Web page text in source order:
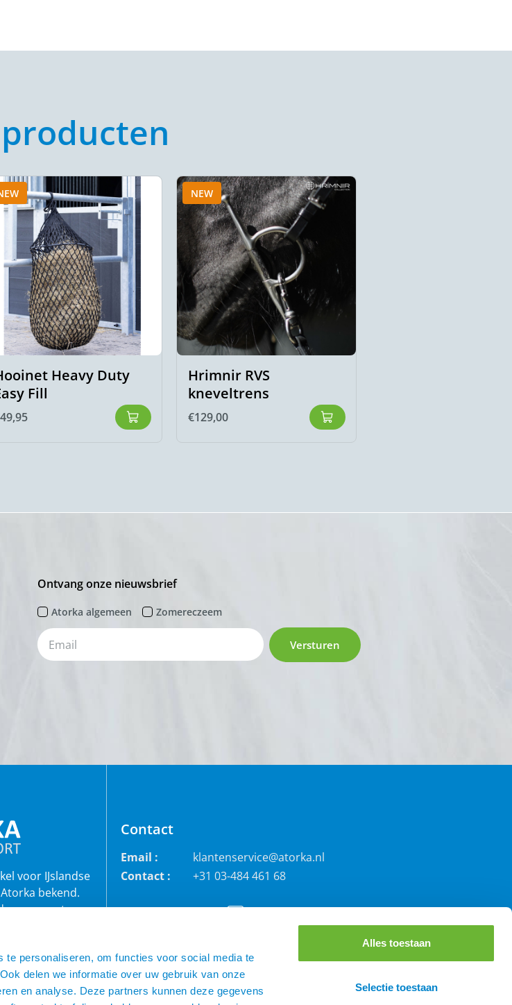
personaliseren, om functies voor social media te
delen we informatie over uw gebruik van onze
en analyse. Deze partners kunnen deze gegevens
Alles toestaan
Selectie toestaan
Heavy Duty
Fill
49,95
NEW
Hrimnir RVS
kneveltrens
€129,00
Ontvang onze nieuwsbrief
Atorka algemeen Zomereczeem
Versturen
voor IJslandse
bekend.
staan
en zo
Contact
Email :
klantenservice@atorka.nl
Contact :
+31 03-484 461 68